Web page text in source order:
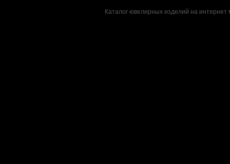
Каталог ювелирных изделий на